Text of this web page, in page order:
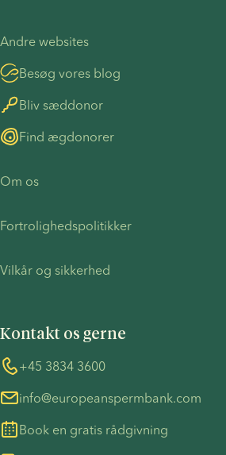
Kontakt os gerne
+45 3834 3600
info@europeanspermbank.com
Book en gratis rådgivning
Andre websites
Besøg vores blog
Bliv sæddonor
Find ægdonorer
Om os
Pressemeddelelser
Information vedrørende TP53-sagen
Fortrolighedspolitikker
Vilkår og sikkerhed
COVID-19 forholdsregler
Whistleblower